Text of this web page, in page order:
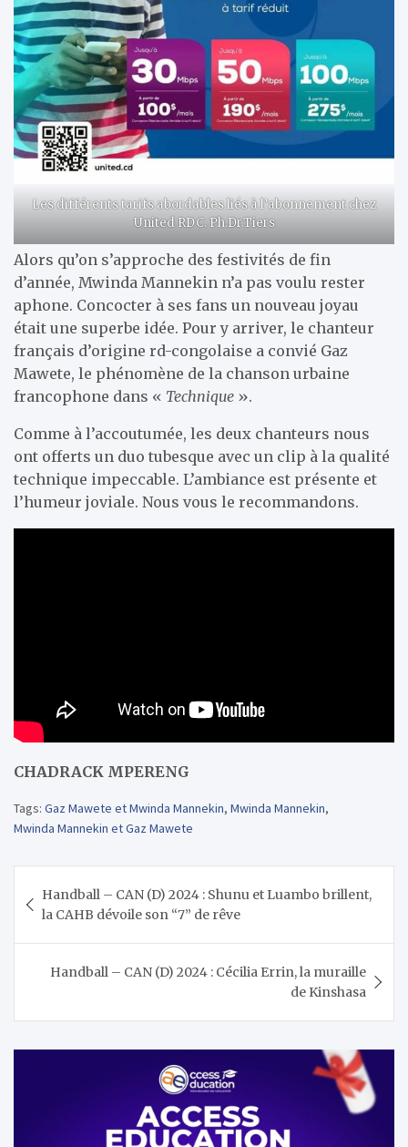
Les différents tarifs abordables liés à l’abonnement chez
United RDC. Ph.Dr.Tiers
Alors qu’on s’approche des festivités de fin
d’année, Mwinda Mannekin n’a pas voulu rester
aphone. Concocter à ses fans un nouveau joyau
était une superbe idée. Pour y arriver, le chanteur
français d’origine rd-congolaise a convié Gaz
Mawete, le phénomène de la chanson urbaine
francophone dans « Technique ».
Comme à l’accoutumée, les deux chanteurs nous
ont offerts un duo tubesque avec un clip à la qualité
technique impeccable. L’ambiance est présente et
l’humeur joviale. Nous vous le recommandons.
CHADRACK MPERENG
Tags: Gaz Mawete et Mwinda Mannekin, Mwinda Mannekin,
Mwinda Mannekin et Gaz Mawete
de
l’article
Handball – CAN (D) 2024 : Shunu et Luambo brillent,
la CAHB dévoile son “7” de rêve
Handball – CAN (D) 2024 : Cécilia Errin, la muraille
de Kinshasa